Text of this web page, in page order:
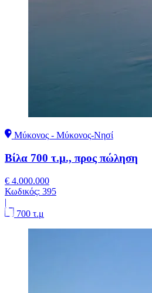
Μύκονος - Μύκονος-Νησί
Βίλα 700 τ.μ., προς πώληση
€ 4.000.000
Κωδικός: 395
|
700 τ.μ